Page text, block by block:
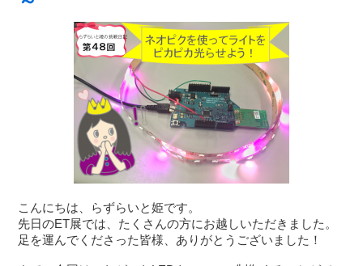
こんにちは、らずらいと姫です。
先日のET展では、たくさんの方にお越しいただきました。
足を運んでくださった皆様、ありがとうございました！